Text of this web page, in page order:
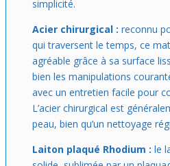
simplicité.
Acier chirurgical : reconnu
qui traversent le temps, ce
agréable grâce à sa surface
bien les manipulations
avec un entretien facile pour
L’acier chirurgical est
peau, bien qu’un nettoyage
Laiton plaqué Rhodium : le